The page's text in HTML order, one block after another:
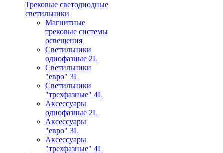
Трековые светодиодные
светильники
Магнитные
трековые системы
освещения
Светильники
однофазные 2L
Светильники
"евро" 3L
Светильники
"трехфазные" 4L
Аксессуары
однофазные 2L
Аксессуары
"евро" 3L
Аксессуары
"трехфазные" 4L